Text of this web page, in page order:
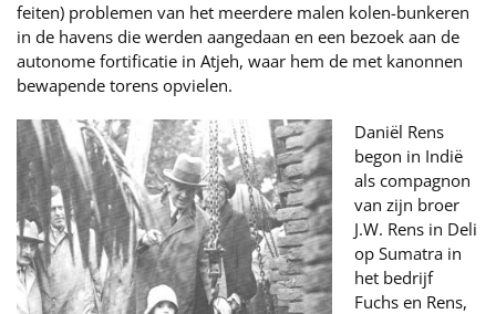
feiten) problemen van het meerdere malen kolen-bunkeren
in de havens die werden aangedaan en een bezoek aan de
autonome fortificatie in Atjeh, waar hem de met kanonnen
bewapende torens opvielen.
Daniël Rens
begon in Indië
als compagnon
van zijn broer
J.W. Rens in Deli
op Sumatra in
het bedrijf
Fuchs en Rens,